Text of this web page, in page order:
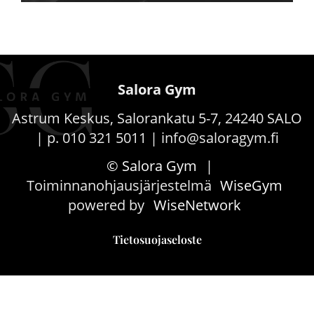
Salora Gym
Astrum Keskus, Salorankatu 5-7, 24240 SALO
| p. 010 321 5011 | info@saloragym.fi
© Salora Gym
|
Toiminnanohjausjärjestelmä WiseGym
powered by WiseNetwork
Tietosuojaseloste